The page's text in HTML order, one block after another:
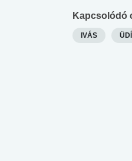
Kapcsolódó
IVÁS